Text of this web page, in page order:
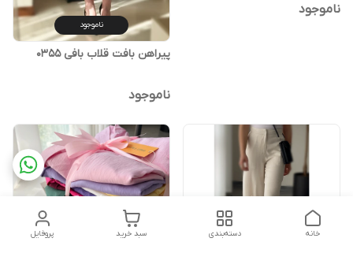
ناموجود
ناموجود
پیراهن بافت قلاب بافی 0355
ناموجود
پروفایل سبد خرید دسته‌بندی خانه